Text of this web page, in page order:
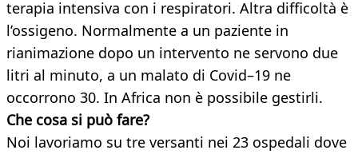
terapia intensiva con i respiratori. Altra difficoltà è
l’ossigeno. Normalmente a un paziente in
rianimazione dopo un intervento ne servono due
litri al minuto, a un malato di Covid–19 ne
occorrono 30. In Africa non è possibile gestirli.
Che cosa si può fare?
Noi lavoriamo su tre versanti nei 23 ospedali dove